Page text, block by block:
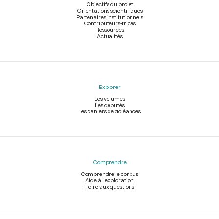
Objectifs du projet
Orientations scientifiques
Partenaires institutionnels
Contributeurs-trices
Ressources
Actualités
Explorer
Les volumes
Les députés
Les cahiers de doléances
Comprendre
Comprendre le corpus
Aide à l'exploration
Foire aux questions